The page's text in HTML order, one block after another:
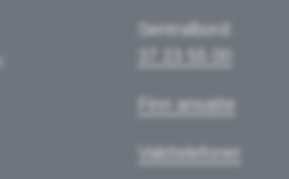
Sentralbord:
Finn ansatte
Vakttelefoner